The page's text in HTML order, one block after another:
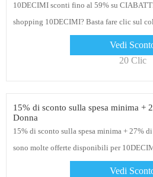
10DECIMI sconti fino al 59% su
shopping 10DECIMI? Basta fare clic sul
Vedi
20 Clic
15% di sconto sulla spesa minima +
Donna
15% di sconto sulla spesa minima + 27%
sono molte offerte disponibili per
Vedi